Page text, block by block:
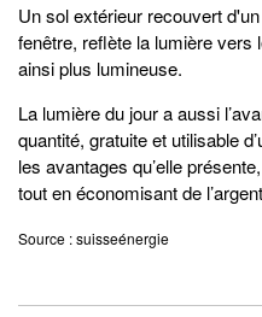
Un sol extérieur recouvert
fenêtre, reflète la lumière vers
ainsi plus lumineuse.
La lumière du jour a aussi
quantité, gratuite et utilisable
les avantages qu’elle
tout en économisant de
Source : suisseénergie